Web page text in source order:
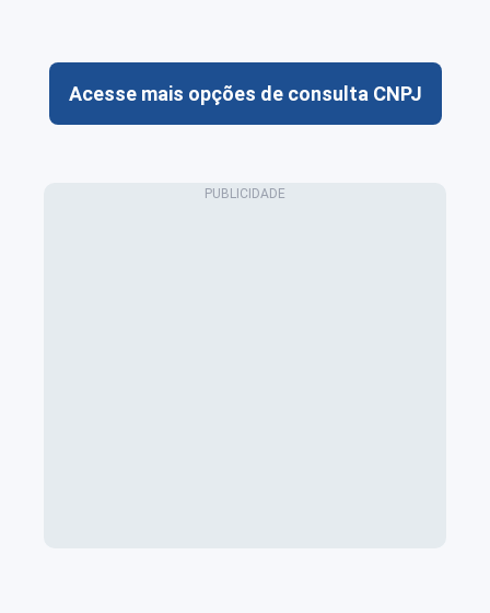
Acesse mais opções de consulta CNPJ